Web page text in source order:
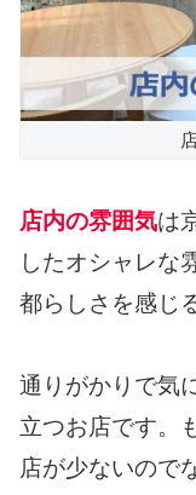
店内の雰囲気は
したオシャレな
都らしさを感じ
通りがかりで気
立つお店です。
店が少ないので